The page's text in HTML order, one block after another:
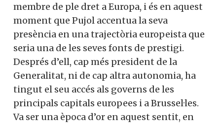
membre de ple dret a Europa, i és en aquest
moment que Pujol accentua la seva
presència en una trajectòria europeista que
seria una de les seves fonts de prestigi.
Després d’ell, cap més president de la
Generalitat, ni de cap altra autonomia, ha
tingut el seu accés als governs de les
principals capitals europees i a Brussel·les.
Va ser una època d’or en aquest sentit, en